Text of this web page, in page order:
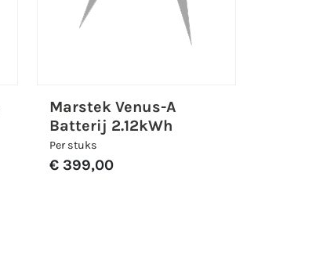
Marstek Venus-A
Batterij 2.12kWh
Per stuks
€ 399,00